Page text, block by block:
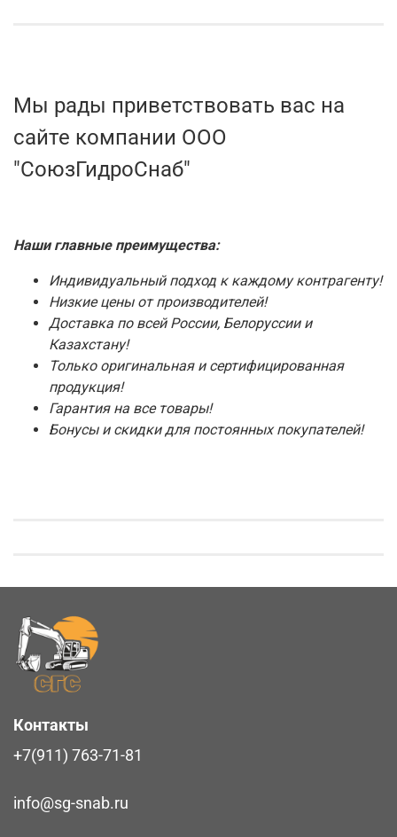
Мы рады приветствовать вас на
сайте компании ООО
"СоюзГидроСнаб"
Наши главные преимущества:
Индивидуальный подход к каждому контрагенту!
Низкие цены от производителей!
Доставка по всей России, Белоруссии и
Казахстану!
Только оригинальная и сертифицированная
продукция!
Гарантия на все товары!
Бонусы и скидки для постоянных покупателей!
Контакты
+7(911) 763-71-81
info@sg-snab.ru